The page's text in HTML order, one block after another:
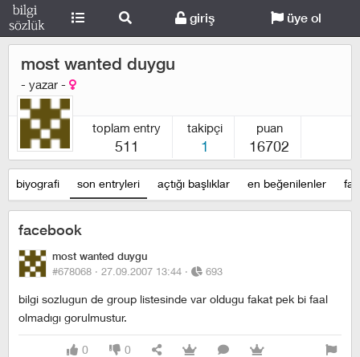
giriş üye ol
most wanted duygu
- yazar -
toplam entry
511
takipçi
1
puan
16702
biyografi son entryleri açtığı başlıklar en beğenilenler
facebook
most wanted duygu
#678068 · 27.09.2007 13:44 · 693
bilgi sozlugun de group listesinde var oldugu fakat pek bi faal
olmadıgı gorulmustur.
0 0